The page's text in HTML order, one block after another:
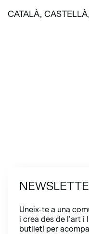
CATALÀ,
Uneix-te a una
i crea des de l’art
butlletí per